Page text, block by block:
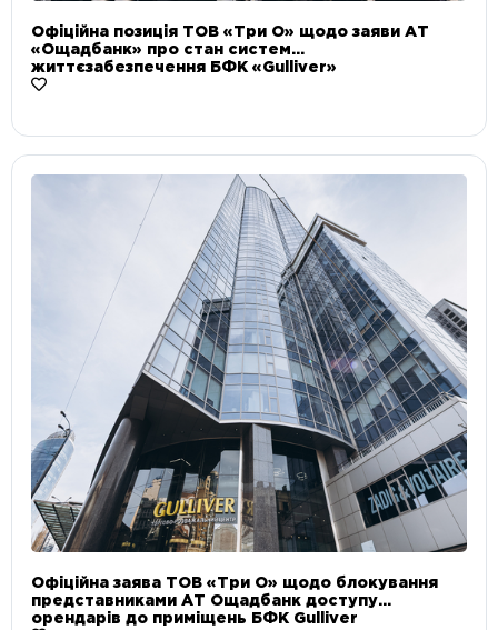
Офіційна позиція ТОВ «Три О» щодо заяви АТ
«Ощадбанк» про стан систем
життєзабезпечення БФК «Gulliver»
Офіційна заява ТОВ «Три О» щодо блокування
представниками АТ Ощадбанк доступу
орендарів до приміщень БФК Gulliver